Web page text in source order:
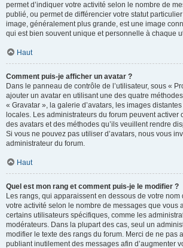
permet d’indiquer votre activité selon le nombre de
publié, ou permet de différencier votre statut particulier
image, généralement plus grande, est une image
qui est bien souvent unique et personnelle à chaque
Haut
Comment puis-je afficher un avatar ?
Dans le panneau de contrôle de l’utilisateur, sous «
ajouter un avatar en utilisant une des quatre
« Gravatar », la galerie d’avatars, les images
locales. Les administrateurs du forum peuvent activer
des avatars et des méthodes qu’ils veuillent rendre
Si vous ne pouvez pas utiliser d’avatars, nous vous
administrateur du forum.
Haut
Quel est mon rang et comment puis-je le modifier ?
Les rangs, qui apparaissent en dessous de votre nom
votre activité selon le nombre de messages que vous
certains utilisateurs spécifiques, comme les
modérateurs. Dans la plupart des cas, seul un
modifier le texte des rangs du forum. Merci de ne pas
publiant inutilement des messages afin d’augmenter